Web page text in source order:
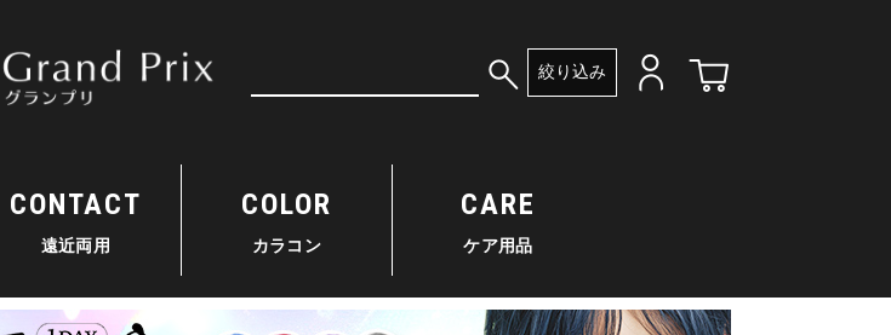
絞り込み
CONTACT
遠近両用
COLOR
カラコン
CARE
ケア用品